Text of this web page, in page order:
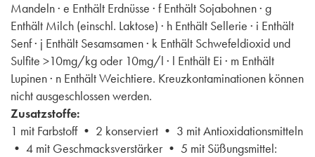
Mandeln · e Enthält Erdnüsse · f Enthält Sojabohnen · g
Enthält Milch (einschl. Laktose) · h Enthält Sellerie · i Enthält
Senf · j Enthält Sesamsamen · k Enthält Schwefeldioxid und
Sulfite >10mg/kg oder 10mg/l · l Enthält Ei · m Enthält
Lupinen · n Enthält Weichtiere. Kreuzkontaminationen können
nicht ausgeschlossen werden.
Zusatzstoffe:
1 mit Farbstoff • 2 konserviert • 3 mit Antioxidationsmitteln
• 4 mit Geschmacksverstärker • 5 mit Süßungsmittel: